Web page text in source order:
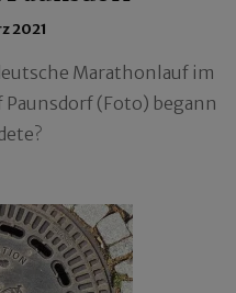
2021
Marathonlauf im
Paunsdorf (Foto) begann